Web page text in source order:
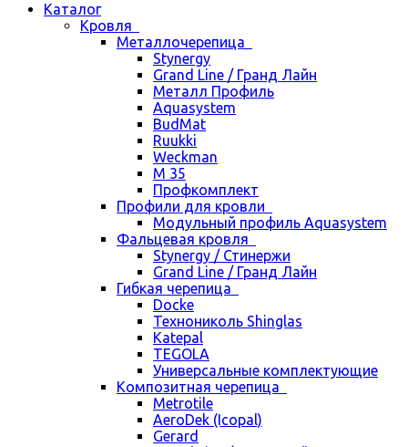
Каталог
Кровля
Металлочерепица
Stynergy
Grand Line / Гранд Лайн
Металл Профиль
Aquasystem
BudMat
Ruukki
Weckman
М 35
Профкомплект
Профили для кровли
Модульный профиль Aquasystem
Фальцевая кровля
Stynergy / Стинержи
Grand Line / Гранд Лайн
Гибкая черепица
Docke
Технониколь Shinglas
Katepal
TEGOLA
Универсальные комплектующие
Композитная черепица
Metrotile
AeroDek (Icopal)
Gerard